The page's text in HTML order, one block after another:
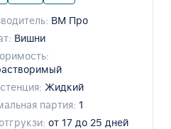
ВМ Про
Вишни
Жидкий
партия: 1
от 17 до 25 дней